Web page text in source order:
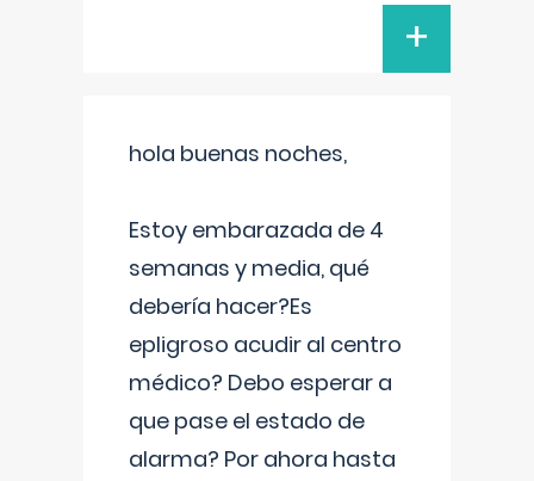
+
hola buenas noches,
Estoy embarazada de 4
semanas y media, qué
debería hacer?Es
epligroso acudir al centro
médico? Debo esperar a
que pase el estado de
alarma? Por ahora hasta